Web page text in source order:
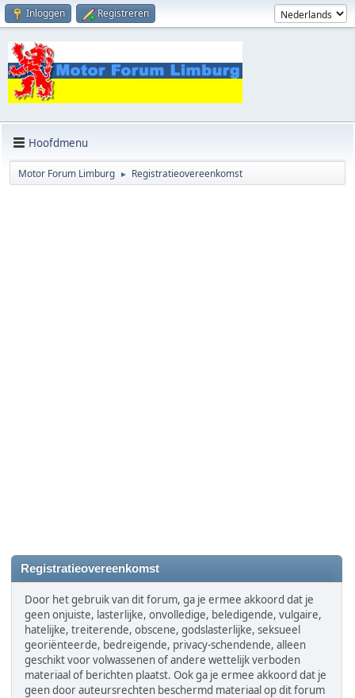
Inloggen Registreren
Hoofdmenu
Motor Forum Limburg ► Registratieovereenkomst
Registratieovereenkomst
Door het gebruik van dit forum, ga je ermee akkoord dat je
geen onjuiste, lasterlijke, onvolledige, beledigende, vulgaire,
hatelijke, treiterende, obscene, godslasterlijke, seksueel
georiënteerde, bedreigende, privacy-schendende, alleen
geschikt voor volwassenen of andere wettelijk verboden
materiaal of berichten plaatst. Ook ga je ermee akkoord dat je
geen door auteursrechten beschermd materiaal op dit forum